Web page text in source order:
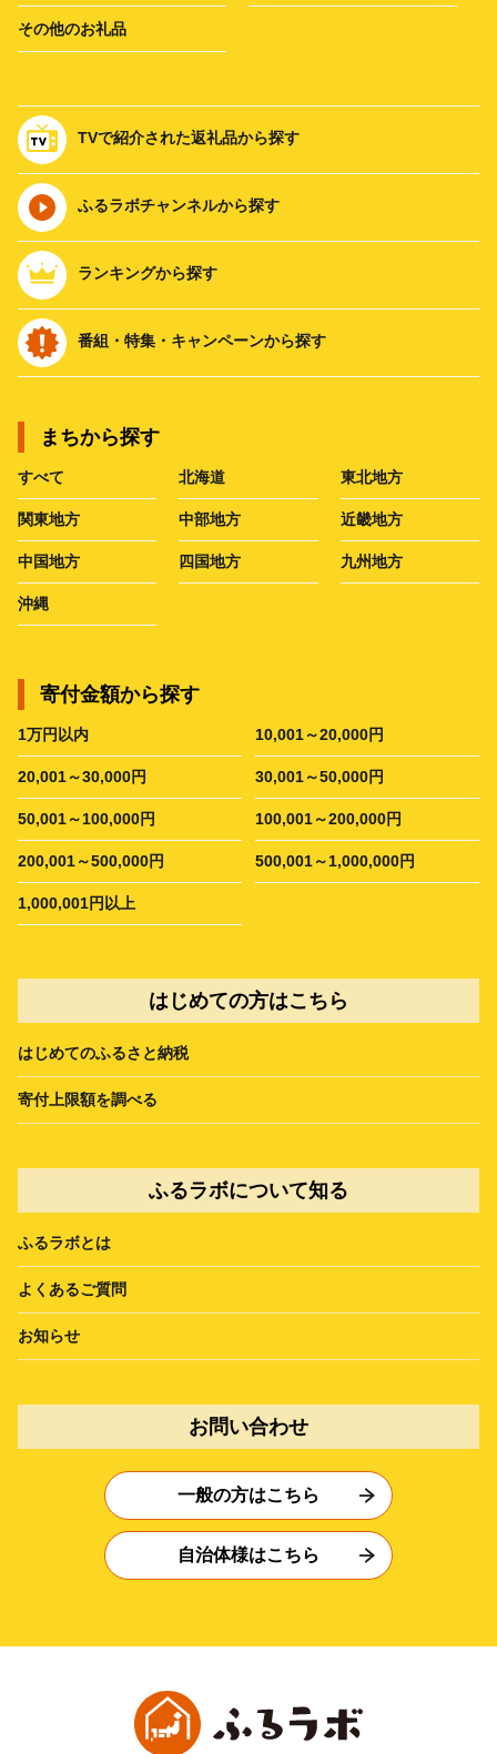
その他のお礼品
TVで紹介された返礼品から探す
ふるラボチャンネルから探す
ランキングから探す
番組・特集・キャンペーンから探す
まちから探す
すべて 北海道 東北地方
関東地方 中部地方 近畿地方
中国地方 四国地方 九州地方
沖縄
寄付金額から探す
1万円以内 10,001～20,000円
20,001～30,000円 30,001～50,000円
50,001～100,000円 100,001～200,000円
200,001～500,000円 500,001～1,000,000円
1,000,001円以上
はじめての方はこちら
はじめてのふるさと納税
寄付上限額を調べる
ふるラボについて知る
ふるラボとは
よくあるご質問
お知らせ
お問い合わせ
一般の方はこちら
自治体様はこちら